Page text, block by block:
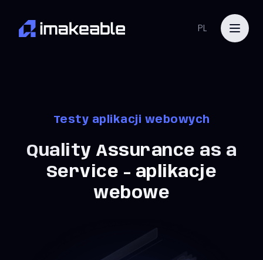
PL
Testy aplikacji webowych
Quality Assurance as a
Service - aplikacje
webowe